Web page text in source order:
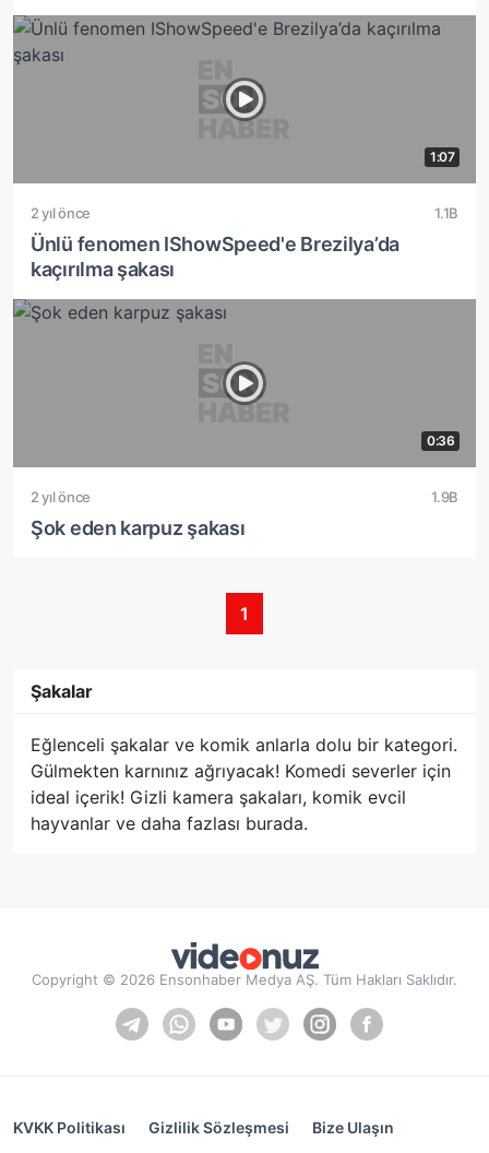
1:07
2 yıl önce 1.1B
Ünlü fenomen IShowSpeed'e Brezilya’da
kaçırılma şakası
0:36
2 yıl önce 1.9B
Şok eden karpuz şakası
1
Şakalar
Eğlenceli şakalar ve komik anlarla dolu bir kategori.
Gülmekten karnınız ağrıyacak! Komedi severler için
ideal içerik! Gizli kamera şakaları, komik evcil
hayvanlar ve daha fazlası burada.
Copyright © 2026 Ensonhaber Medya AŞ. Tüm Hakları Saklıdır.
KVKK Politikası Gizlilik Sözleşmesi Bize Ulaşın